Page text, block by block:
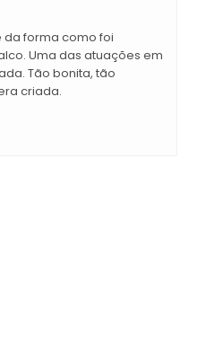
da forma como foi
Uma das atuações em
Tão bonita, tão
criada.